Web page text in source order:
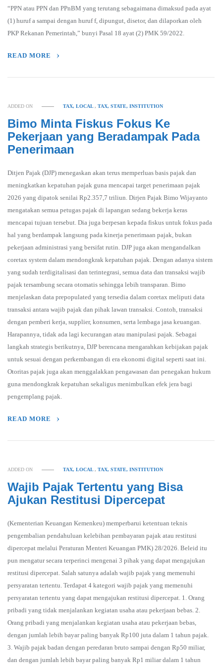
“PPN atau PPN dan PPnBM yang terutang sebagaimana dimaksud pada ayat
(1) huruf a sampai dengan huruf f, dipungut, disetor, dan dilaporkan oleh
PKP Rekanan Pemerintah,” bunyi Pasal 18 ayat (2) PMK 59/2022.
READ MORE
ADDED ON TAX, LOCAL,TAX, STATE, INSTITUTION
Bimo Minta Fiskus Fokus Ke
Pekerjaan yang Beradampak Pada
Penerimaan
Ditjen Pajak (DJP) menegaskan akan terus memperluas basis pajak dan
meningkatkan kepatuhan pajak guna mencapai target penerimaan pajak
2026 yang dipatok senilai Rp2.357,7 triliun. Dirjen Pajak Bimo Wijayanto
mengatakan semua petugas pajak di lapangan sedang bekerja keras
mencapai tujuan tersebut. Dia juga berpesan kepada fiskus untuk fokus pada
hal yang berdampak langsung pada kinerja penerimaan pajak, bukan
pekerjaan administrasi yang bersifat rutin. DJP juga akan mengandalkan
coretax system dalam mendongkrak kepatuhan pajak. Dengan adanya sistem
yang sudah terdigitalisasi dan terintegrasi, semua data dan transaksi wajib
pajak tersambung secara otomatis sehingga lebih transparan. Bimo
menjelaskan data prepopulated yang tersedia dalam coretax meliputi data
transaksi antara wajib pajak dan pihak lawan transaksi. Contoh, transaksi
dengan pemberi kerja, supplier, konsumen, serta lembaga jasa keuangan.
Harapannya, tidak ada lagi kecurangan atau manipulasi pajak. Sebagai
langkah strategis berikutnya, DJP berencana mengarahkan kebijakan pajak
untuk sesuai dengan perkembangan di era ekonomi digital seperti saat ini.
Otoritas pajak juga akan menggalakkan pengawasan dan penegakan hukum
guna mendongkrak kepatuhan sekaligus menimbulkan efek jera bagi
pengemplang pajak.
READ MORE
ADDED ON TAX, LOCAL,TAX, STATE, INSTITUTION
Wajib Pajak Tertentu yang Bisa
Ajukan Restitusi Dipercepat
(Kementerian Keuangan Kemenkeu) memperbarui ketentuan teknis
pengembalian pendahuluan kelebihan pembayaran pajak atau restitusi
dipercepat melalui Peraturan Menteri Keuangan PMK) 28/2026. Beleid itu
pun mengatur secara terperinci mengenai 3 pihak yang dapat mengajukan
restitusi dipercepat. Salah satunya adalah wajib pajak yang memenuhi
persyaratan tertentu. Terdapat 4 kategori wajib pajak yang memenuhi
persyaratan tertentu yang dapat mengajukan restitusi dipercepat. 1. Orang
pribadi yang tidak menjalankan kegiatan usaha atau pekerjaan bebas. 2.
Orang pribadi yang menjalankan kegiatan usaha atau pekerjaan bebas,
dengan jumlah lebih bayar paling banyak Rp100 juta dalam 1 tahun pajak.
3. Wajib pajak badan dengan peredaran bruto sampai dengan Rp50 miliar,
dan dengan jumlah lebih bayar paling banyak Rp1 miliar dalam 1 tahun